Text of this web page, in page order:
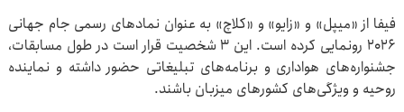
فیفا از «میپل» و «زایو» و «کلاچ» به عنوان نمادهای رسمی جام جهانی
۲۰۲۶ رونمایی کرده است. این ۳ شخصیت قرار است در طول مسابقات،
جشنواره‌های هواداری و برنامه‌های تبلیغاتی حضور داشته و نماینده
روحیه و ویژگی‌های کشورهای میزبان باشند.